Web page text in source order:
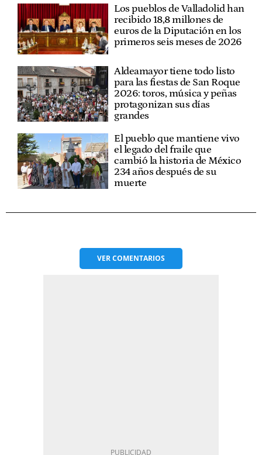
Los pueblos de Valladolid han
recibido 18,8 millones de
euros de la Diputación en los
primeros seis meses de 2026
Aldeamayor tiene todo listo
para las fiestas de San Roque
2026: toros, música y peñas
protagonizan sus días
grandes
El pueblo que mantiene vivo
el legado del fraile que
cambió la historia de México
234 años después de su
muerte
VERCOMENTARIOS